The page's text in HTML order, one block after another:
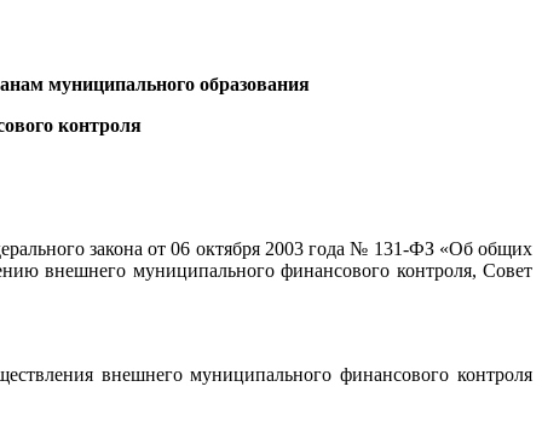
муниципального образования
контроля
закона от 06 октября 2003 года № 131-ФЗ «Об общих
внешнего муниципального финансового контроля, Совет
внешнего муниципального финансового контроля